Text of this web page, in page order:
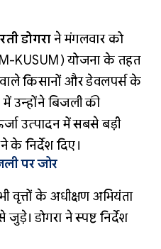
डोगराने मंगलवार को
KUSUM) योजना के तहत
वाले किसानों और डेवलपर्स के
उन्होंने बिजली की
उत्पादन में सबसे बड़ी
के निर्देश दिए।
पर जोर
के अधीक्षण अभियंता
डोगरा ने स्पष्ट निर्देश